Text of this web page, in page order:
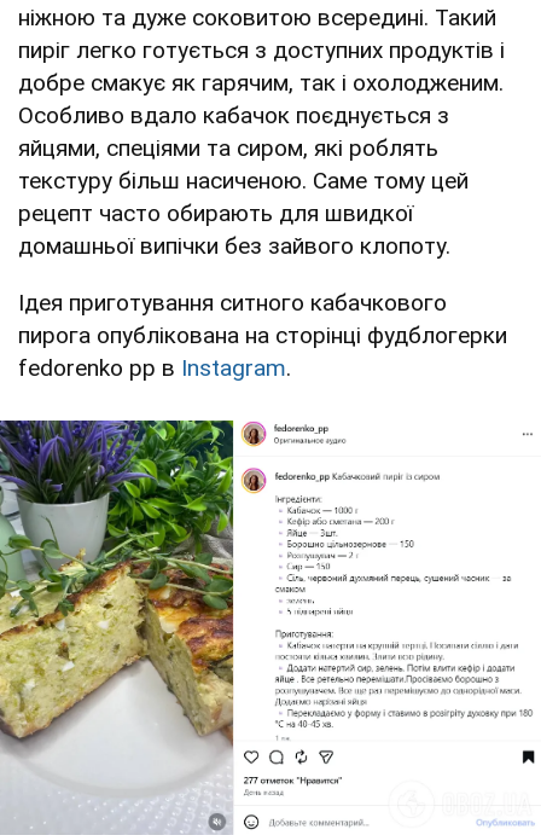
ніжною та дуже соковитою всередині. Такий
пиріг легко готується з доступних продуктів і
добре смакує як гарячим, так і охолодженим.
Особливо вдало кабачок поєднується з
яйцями, спеціями та сиром, які роблять
текстуру більш насиченою. Саме тому цей
рецепт часто обирають для швидкої
домашньої випічки без зайвого клопоту.
Ідея приготування ситного кабачкового
пирога опублікована на сторінці фудблогерки
fedorenko pp в Instagram.